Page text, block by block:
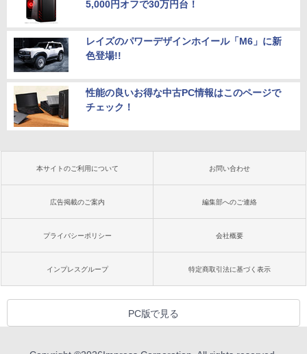
5,000円オフで30万円台！
レイズのパワーデザインホイール「M6」に新
色登場!!
性能の良いお得な中古PC情報はこのページで
チェック！
本サイトのご利用について お問い合わせ
広告掲載のご案内 編集部へのご連絡
プライバシーポリシー 会社概要
インプレスグループ 特定商取引法に基づく表示
PC版で見る